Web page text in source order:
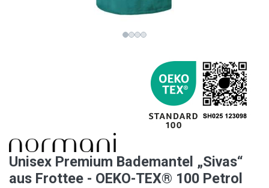
Unisex Premium Bademantel „Sivas“
aus Frottee - OEKO-TEX® 100 Petrol